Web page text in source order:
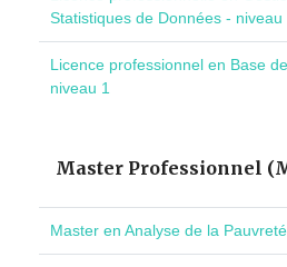
Statistiques de Données - niveau
Licence professionnel en Base
niveau 1
Master Professionnel
Master en Analyse de la